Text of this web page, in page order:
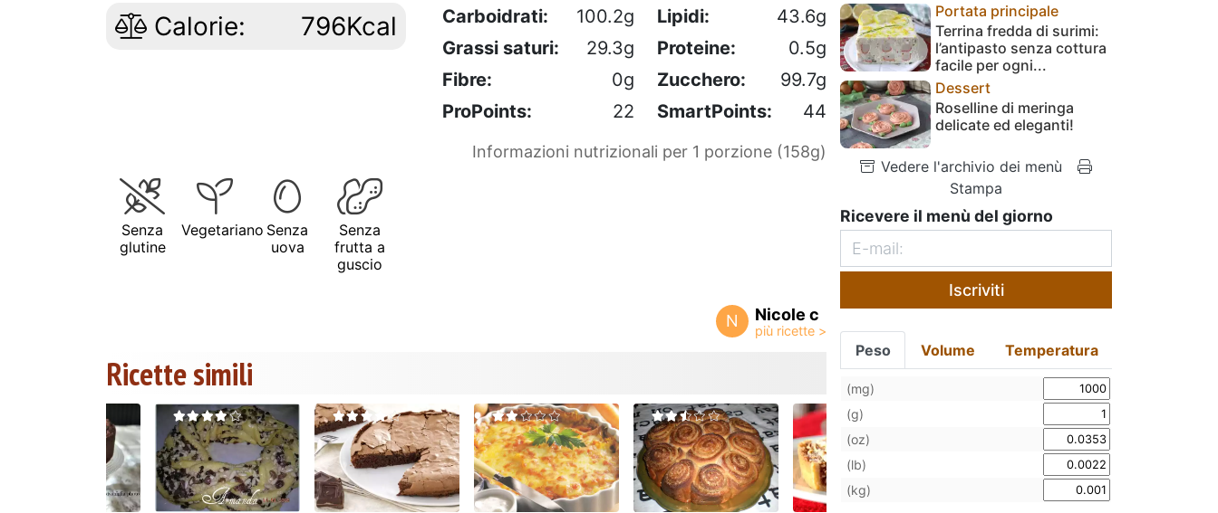
Calorie: 796Kcal Carboidrati: 100.2g Lipidi:
43.6g
Grassi saturi:
29.3g Proteine:
0.5g
Fibre:
0g Zucchero:
99.7g
ProPoints:
22 SmartPoints: 44
Informazioni nutrizionali per 1 porzione (158g)
Senza
glutine
Vegetariano Senza
uova
Senza
frutta a
guscio
N Nicole c
Ricette simili
Portata principale
Terrina fredda di surimi:
l’antipasto senza cottura
facile per ogni...
Dessert
Roselline di meringa
delicate ed eleganti!
Vedere l'archivio dei menù
Stampa
Ricevere il menù del giorno
Iscriviti
Peso Volume Temperatura
(mg)
(g)
(oz)
(lb)
(kg)